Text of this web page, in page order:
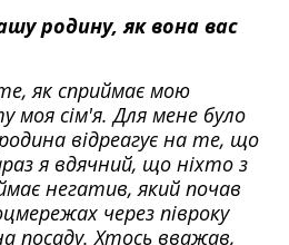
родину, як вона вас
як сприймає мою
моя сім'я. Для мене було
відреагує на те, що
я вдячний, що ніхто з
негатив, який почав
через півроку
посаду. Хтось вважав,